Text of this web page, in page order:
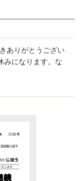
ありがとうござい
みになります。な